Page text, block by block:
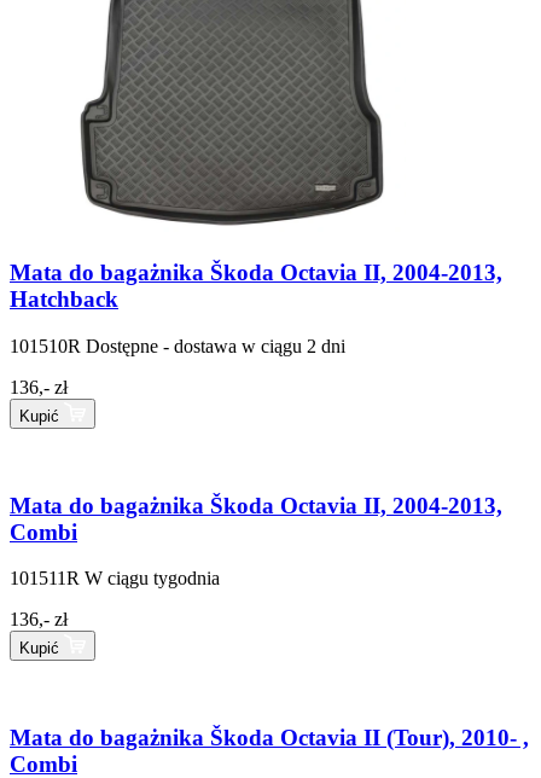
Mata do bagażnika Škoda Octavia II, 2004-2013,
Hatchback
101510R Dostępne - dostawa w ciągu 2 dni
136,- zł
Kupić
Mata do bagażnika Škoda Octavia II, 2004-2013,
Combi
101511R W ciągu tygodnia
136,- zł
Kupić
Mata do bagażnika Škoda Octavia II (Tour), 2010- ,
Combi